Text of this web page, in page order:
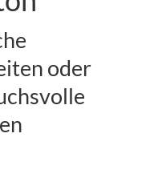
oder